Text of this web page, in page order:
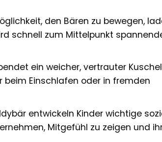
den Bären zu bewegen,
schnell zum Mittelpunkt
ein weicher, vertrauter
beim Einschlafen oder in fremden
entwickeln Kinder wichtige
Mitgefühl zu zeigen und